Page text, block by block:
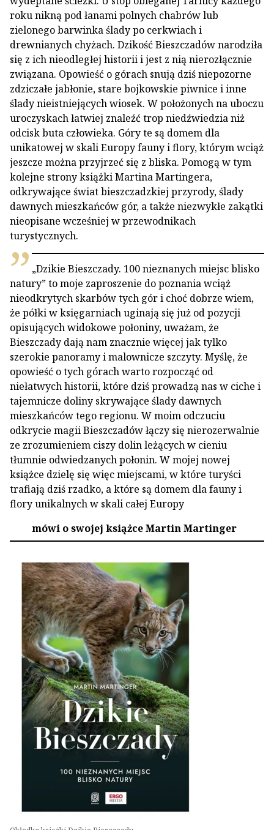
roku nikną pod łanami polnych chabrów lub
zielonego barwinka ślady po cerkwiach i
drewnianych chyżach. Dzikość Bieszczadów narodziła
się z ich nieodległej historii i jest z nią nierozłącznie
związana. Opowieść o górach snują dziś niepozorne
zdziczałe jabłonie, stare bojkowskie piwnice i inne
ślady nieistniejących wiosek. W położonych na uboczu
uroczyskach łatwiej znaleźć trop niedźwiedzia niż
odcisk buta człowieka. Góry te są domem dla
unikatowej w skali Europy fauny i flory, którym wciąż
jeszcze można przyjrzeć się z bliska. Pomogą w tym
kolejne strony książki Martina Martingera,
odkrywające świat bieszczadzkiej przyrody, ślady
dawnych mieszkańców gór, a także niezwykłe zakątki
nieopisane wcześniej w przewodnikach
turystycznych.
„Dzikie Bieszczady. 100 nieznanych miejsc blisko
natury” to moje zaproszenie do poznania wciąż
nieodkrytych skarbów tych gór i choć dobrze wiem,
że półki w księgarniach uginają się już od pozycji
opisujących widokowe połoniny, uważam, że
Bieszczady dają nam znacznie więcej jak tylko
szerokie panoramy i malownicze szczyty. Myślę, że
opowieść o tych górach warto rozpocząć od
niełatwych historii, które dziś prowadzą nas w ciche i
tajemnicze doliny skrywające ślady dawnych
mieszkańców tego regionu. W moim odczuciu
odkrycie magii Bieszczadów łączy się nierozerwalnie
ze zrozumieniem ciszy dolin leżących w cieniu
tłumnie odwiedzanych połonin. W mojej nowej
książce dzielę się więc miejscami, w które turyści
trafiają dziś rzadko, a które są domem dla fauny i
flory unikalnych w skali całej Europy
mówi o swojej książce Martin Martinger